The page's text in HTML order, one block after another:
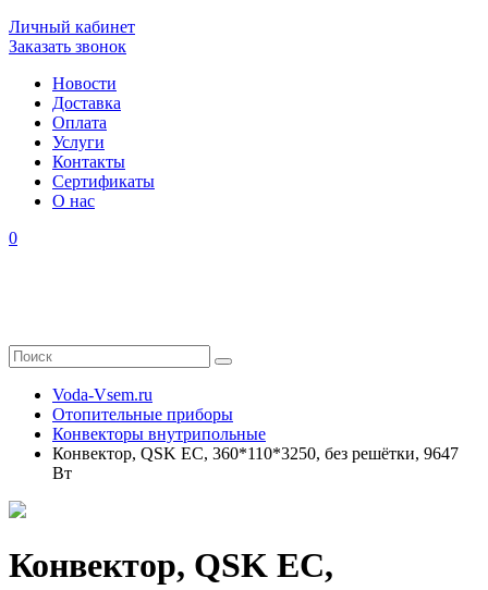
Личный кабинет
Заказать звонок
Новости
Доставка
Оплата
Услуги
Контакты
Cертификаты
О нас
0
Voda-Vsem.ru
Отопительные приборы
Конвекторы внутрипольные
Конвектор, QSK EC, 360*110*3250, без решётки, 9647
Вт
Конвектор, QSK EC,